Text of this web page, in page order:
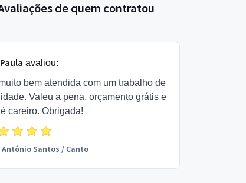
de quem contratou
avaliou:
bem atendida com um trabalho de
Valeu a pena, orçamento grátis e
careiro. Obrigada!
Antônio Santos / Canto